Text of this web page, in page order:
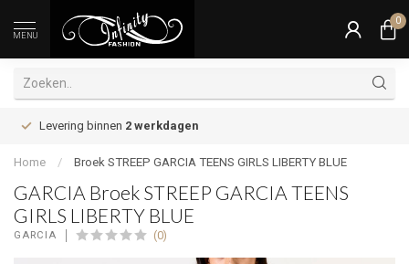
MENU
0
Levering binnen 2 werkdagen
Home / Broek STREEP GARCIA TEENS GIRLS LIBERTY BLUE
GARCIA Broek STREEP GARCIA TEENS
GIRLS LIBERTY BLUE
GARCIA (0)